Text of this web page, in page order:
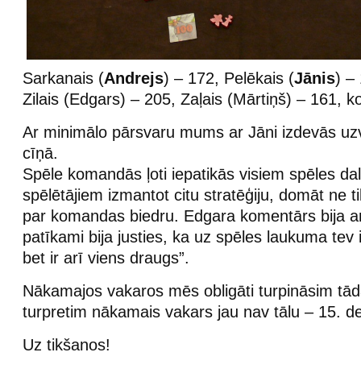
Sarkanais (Andrejs) – 172, Pelēkais (Jānis) –
Zilais (Edgars) – 205, Zaļais (Mārtiņš) – 161,
Ar minimālo pārsvaru mums ar Jāni izdevās
cīņā.
Spēle komandās ļoti iepatikās visiem spēles
spēlētājiem izmantot citu stratēģiju, domāt ne
par komandas biedru. Edgara komentārs bija
patīkami bija justies, ka uz spēles laukuma tev
bet ir arī viens draugs”.
Nākamajos vakaros mēs obligāti turpināsim
turpretim nākamais vakars jau nav tālu – 15.
Uz tikšanos!